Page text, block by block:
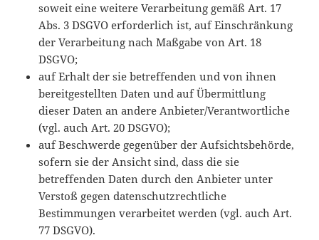
soweit eine weitere Verarbeitung gemäß Art. 17
Abs. 3 DSGVO erforderlich ist, auf Einschränkung
der Verarbeitung nach Maßgabe von Art. 18
DSGVO;
auf Erhalt der sie betreffenden und von ihnen
bereitgestellten Daten und auf Übermittlung
dieser Daten an andere Anbieter/Verantwortliche
(vgl. auch Art. 20 DSGVO);
auf Beschwerde gegenüber der Aufsichtsbehörde,
sofern sie der Ansicht sind, dass die sie
betreffenden Daten durch den Anbieter unter
Verstoß gegen datenschutzrechtliche
Bestimmungen verarbeitet werden (vgl. auch Art.
77 DSGVO).